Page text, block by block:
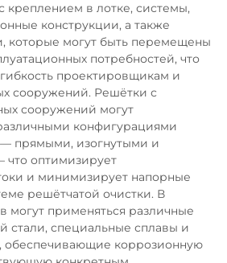
креплением в лотке, системы,
конструкции, а также
которые могут быть перемещены
потребностей, что
проектировщикам и
сооружений. Решётки с
сооружений могут
конфигурациями
прямыми, изогнутыми и
что оптимизирует
и минимизирует напорные
решётчатой очистки. В
могут применяться различные
специальные сплавы и
обеспечивающие коррозионную